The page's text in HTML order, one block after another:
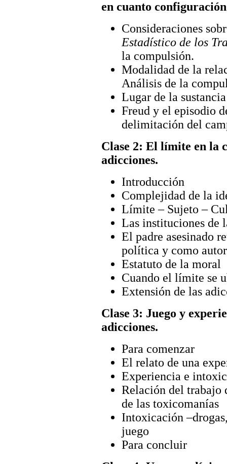
en cuanto
Consideraciones
Estadístico de los
la compulsión.
Modalidad de la
Análisis de la
Lugar de la
Freud y el episodio
delimitación del
Clase 2: El límite en la
adicciones.
Introducción
Complejidad de la
Límite – Sujeto –
Las instituciones de
El padre asesinado
política y como
Estatuto de la moral
Cuando el límite se
Extensión de las
Clase 3: Juego y
adicciones.
Para comenzar
El relato de una
Experiencia e
Relación del
de las toxicomanías
Intoxicación
juego
Para concluir